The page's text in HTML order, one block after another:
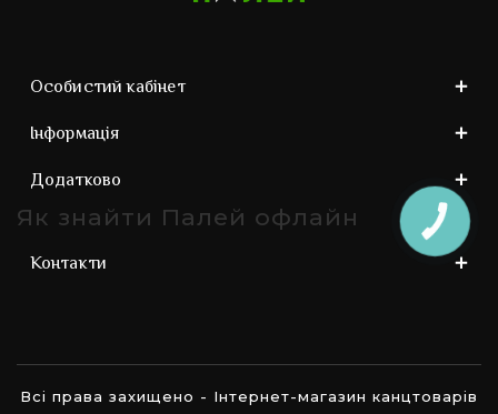
Особистий кабінет
Інформація
Додатково
Як знайти Палей офлайн
Контакти
Всі права захищено - Інтернет-магазин канцтоварів
КНОПКА
ЗВ'ЯЗКУ